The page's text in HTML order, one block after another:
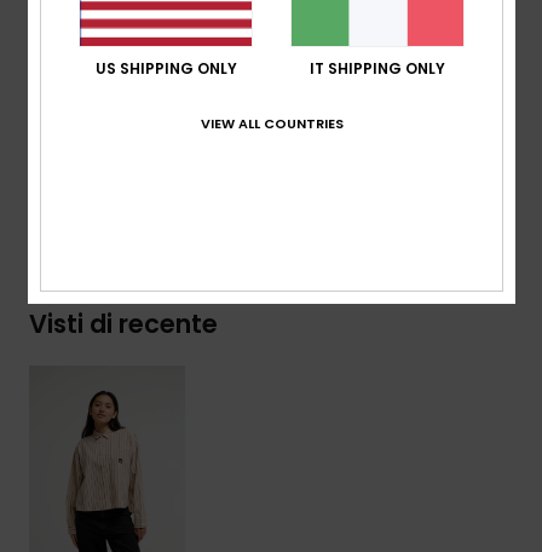
Altro:righe stagionali, coda a goccia posteriore con
orlo arrotondato
Logo: set di etichette riciclate
[Tessuto principale] 100% cotone
Visti di recente
US SHIPPING ONLY IT SHIPPING ONLY
VIEW ALL COUNTRIES